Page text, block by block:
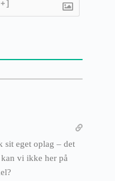
sit eget oplag – det
vi ikke her på